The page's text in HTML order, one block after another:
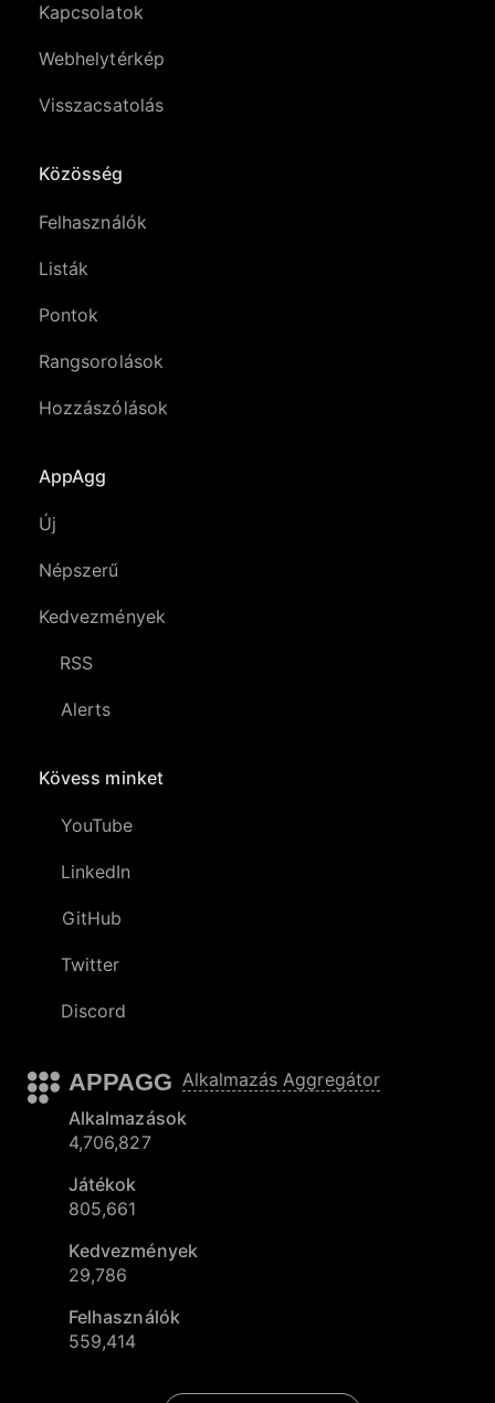
Kapcsolatok
Webhelytérkép
Visszacsatolás
Közösség
Felhasználók
Listák
Pontok
Rangsorolások
Hozzászólások
AppAgg
Új
Népszerű
Kedvezmények
RSS
Alerts
Kövess minket
YouTube
LinkedIn
GitHub
Twitter
Discord
APPAGG Alkalmazás Aggregátor
Alkalmazások
4,706,827
Játékok
805,661
Kedvezmények
29,786
Felhasználók
559,414